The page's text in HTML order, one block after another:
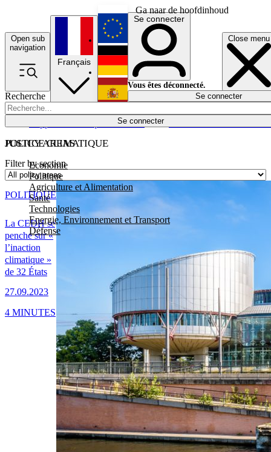
Ga naar de hoofdinhoud
Open sub
navigation
Close menu
Recherche
Se connecter
POLICY AREAS
Economie
Politique
Agriculture et Alimentation
Santé
Technologies
Energie, Environnement et Transport
Défense
Économie
Français
English
Deutsch
Español
Se connecter
Vous êtes déconnecté.
Se connecter
JUSTICE CLIMATIQUE
Filter by section
La CEDH se
penche sur «
l’inaction
climatique »
de 32 États
27.09.2023
POLITIQUE
4 MINUTES